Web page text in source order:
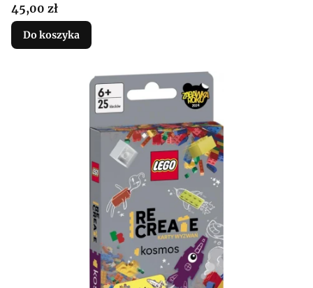
Cena
45,00 zł
Do koszyka